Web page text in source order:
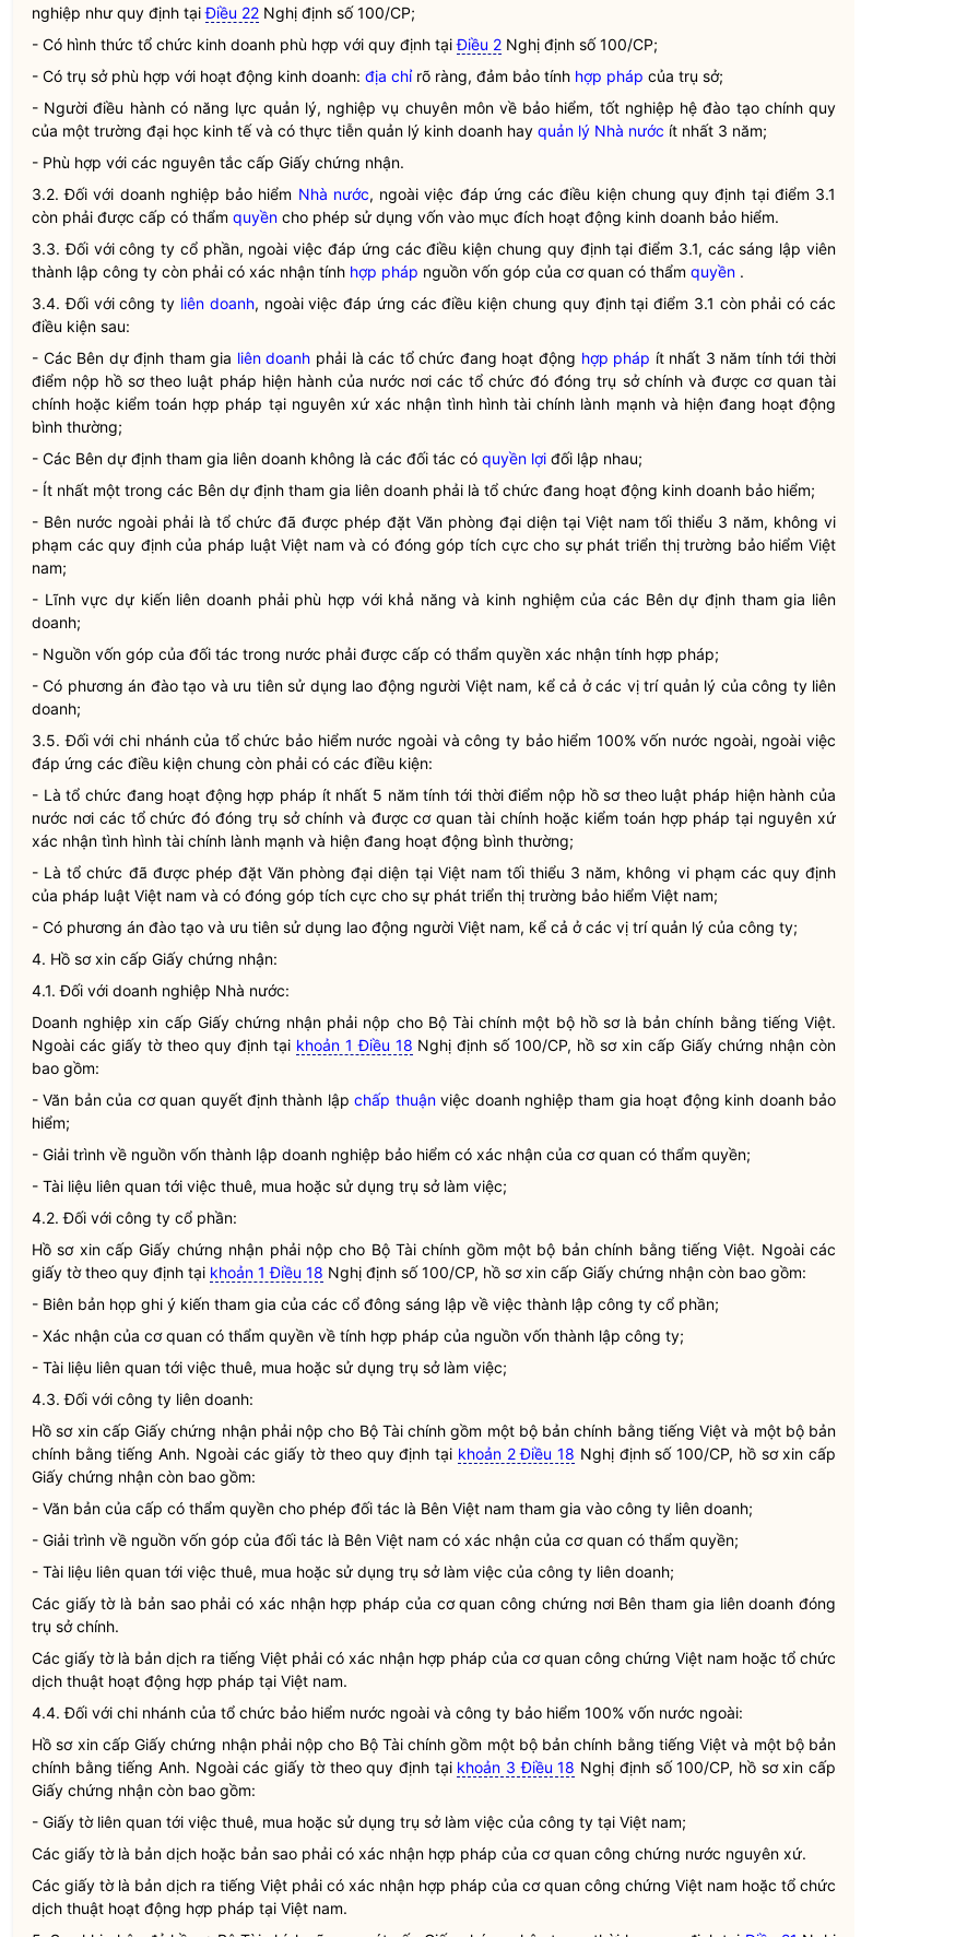
nghiệp như quy định tạiĐiều 22 Nghị định số 100/CP;
- Có hình thức tổ chức kinh doanh phù hợp với quy định tạiĐiều 2 Nghị định số 100/CP;
- Có trụ sở phù hợp với hoạt động kinh doanh: địa chỉrõ ràng, đảm bảo tính hợp pháp của trụ sở;
- Người điều hành có năng lực quản lý, nghiệp vụ chuyên môn về bảo hiểm, tốt nghiệp hệ đào tạo chính quy
của một trường đại học kinh tế và có thực tiễn quản lý kinh doanh hay quản lý Nhà nước ít nhất 3 năm;
- Phù hợp với các nguyên tắc cấp Giấy chứng nhận.
3.2. Đối với doanh nghiệp bảo hiểm Nhà nước, ngoài việc đáp ứng các điều kiện chung quy định tại điểm 3.1
còn phải được cấp có thẩm quyền cho phép sử dụng vốn vào mục đích hoạt động kinh doanh bảo hiểm.
3.3. Đối với công ty cổ phần, ngoài việc đáp ứng các điều kiện chung quy định tại điểm 3.1, các sáng lập viên
thành lập công ty còn phải có xác nhận tính hợp pháp nguồn vốn góp của cơ quan có thẩm quyền .
3.4. Đối với công ty liên doanh, ngoài việc đáp ứng các điều kiện chung quy định tại điểm 3.1 còn phải có các
điều kiện sau:
- Các Bên dự định tham gia liên doanh phải là các tổ chức đang hoạt động hợp pháp ít nhất 3 năm tính tới thời
điểm nộp hồ sơ theo luật pháp hiện hành của nước nơi các tổ chức đó đóng trụ sở chính và được cơ quan tài
chính hoặc kiểm toán hợp pháp tại nguyên xứ xác nhận tình hình tài chính lành mạnh và hiện đang hoạt động
bình thường;
- Các Bên dự định tham gia liên doanh không là các đối tác có quyền lợi đối lập nhau;
- Ít nhất một trong các Bên dự định tham gia liên doanh phải là tổ chức đang hoạt động kinh doanh bảo hiểm;
- Bên nước ngoài phải là tổ chức đã được phép đặt Văn phòng đại diện tại Việt nam tối thiểu 3 năm, không vi
phạm các quy định của pháp luậtViệt nam và có đóng góp tích cực cho sự phát triển thị trường bảo hiểm Việt
nam;
- Lĩnh vực dự kiến liên doanhphải phù hợp với khả năng và kinh nghiệm của các Bên dự định tham gia liên
doanh;
- Nguồn vốn góp của đối tác trong nước phải được cấp có thẩm quyền xác nhận tính hợp pháp;
- Có phương án đào tạo và ưu tiên sử dụng lao động người Việt nam, kể cả ở các vị trí quản lý của công ty liên
doanh;
3.5. Đối với chi nhánh của tổ chức bảo hiểm nước ngoài và công ty bảo hiểm 100% vốn nước ngoài, ngoài việc
đáp ứng các điều kiện chung còn phải có các điều kiện:
- Là tổ chức đang hoạt động hợp pháp ít nhất 5 năm tính tới thời điểm nộp hồ sơ theo luật pháp hiện hành của
nước nơi các tổ chức đó đóng trụ sở chính và được cơ quan tài chính hoặc kiểm toán hợp pháp tại nguyên xứ
xác nhận tình hình tài chính lành mạnh và hiện đang hoạt động bình thường;
- Là tổ chức đã được phép đặt Văn phòng đại diện tại Việt nam tối thiểu 3 năm, không vi phạm các quy định
của pháp luật Việt nam và có đóng góp tích cực cho sự phát triển thị trường bảo hiểm Việt nam;
- Có phương án đào tạo và ưu tiên sử dụng lao động người Việt nam, kể cả ở các vị trí quản lý của công ty;
4. Hồ sơ xin cấp Giấy chứng nhận:
4.1. Đối với doanh nghiệp Nhà nước:
Doanh nghiệp xin cấp Giấy chứng nhận phải nộp cho Bộ Tài chính một bộ hồ sơ là bản chính bằng tiếng Việt.
Ngoài các giấy tờ theo quy định tại khoản 1 Điều 18 Nghị định số 100/CP, hồ sơ xin cấp Giấy chứng nhận còn
bao gồm:
- Văn bản của cơ quan quyết định thành lậpchấp thuậnviệc doanh nghiệp tham gia hoạt động kinh doanh bảo
hiểm;
- Giải trình về nguồn vốn thành lập doanh nghiệp bảo hiểm có xác nhận của cơ quan có thẩm quyền;
- Tài liệu liên quan tới việc thuê, mua hoặc sử dụng trụ sở làm việc;
4.2. Đối với công ty cổ phần:
Hồ sơ xin cấp Giấy chứng nhận phải nộp cho Bộ Tài chính gồm một bộ bản chính bằng tiếng Việt. Ngoài các
giấy tờ theo quy định tại khoản 1 Điều 18 Nghị định số 100/CP, hồ sơ xin cấp Giấy chứng nhận còn bao gồm:
- Biên bản họp ghi ý kiến tham gia của các cổ đông sáng lập về việc thành lập công ty cổ phần;
- Xác nhận của cơ quan có thẩm quyền về tính hợp pháp của nguồn vốn thành lập công ty;
- Tài liệu liên quan tới việc thuê, mua hoặc sử dụng trụ sở làm việc;
4.3. Đối với công ty liên doanh:
Hồ sơ xin cấp Giấy chứng nhận phải nộp cho Bộ Tài chính gồm một bộ bản chính bằng tiếng Việt và một bộ bản
chính bằng tiếng Anh. Ngoài các giấy tờ theo quy định tại khoản 2 Điều 18 Nghị định số 100/CP, hồ sơ xin cấp
Giấy chứng nhận còn bao gồm:
- Văn bản của cấp có thẩm quyền cho phép đối tác là Bên Việt nam tham gia vào công ty liên doanh;
- Giải trình về nguồn vốn góp của đối tác là Bên Việt nam có xác nhận của cơ quan có thẩm quyền;
- Tài liệu liên quan tới việc thuê, mua hoặc sử dụng trụ sở làm việc của công ty liên doanh;
Các giấy tờ là bản sao phải có xác nhận hợp pháp của cơ quan công chứng nơi Bên tham gia liên doanh đóng
trụ sở chính.
Các giấy tờ là bản dịch ra tiếng Việt phải có xác nhận hợp pháp của cơ quan công chứng Việt nam hoặc tổ chức
dịch thuật hoạt động hợp pháp tại Việt nam.
4.4. Đối với chi nhánh của tổ chức bảo hiểm nước ngoài và công ty bảo hiểm 100% vốn nước ngoài:
Hồ sơ xin cấp Giấy chứng nhận phải nộp cho Bộ Tài chính gồm một bộ bản chính bằng tiếng Việt và một bộ bản
chính bằng tiếng Anh. Ngoài các giấy tờ theo quy định tại khoản 3 Điều 18 Nghị định số 100/CP, hồ sơ xin cấp
Giấy chứng nhận còn bao gồm:
- Giấy tờ liên quan tới việc thuê, mua hoặc sử dụng trụ sở làm việc của công ty tại Việt nam;
Các giấy tờ là bản dịch hoặc bản sao phải có xác nhận hợp pháp của cơ quan công chứng nước nguyên xứ.
Các giấy tờ là bản dịch ra tiếng Việt phải có xác nhận hợp pháp của cơ quan công chứng Việt nam hoặc tổ chức
dịch thuật hoạt động hợp pháp tại Việt nam.